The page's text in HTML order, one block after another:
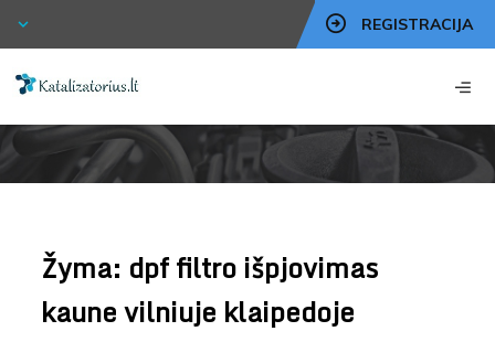
REGISTRACIJA
Žyma: dpf filtro išpjovimas
kaune vilniuje klaipedoje